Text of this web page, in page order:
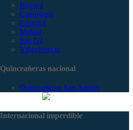
Boyacá
Capurganá
Girardot
Melgar
San Gil
Villavicencio
Quinceañeras nacional
Quinceañeras San Andrés
Internacional imperdible